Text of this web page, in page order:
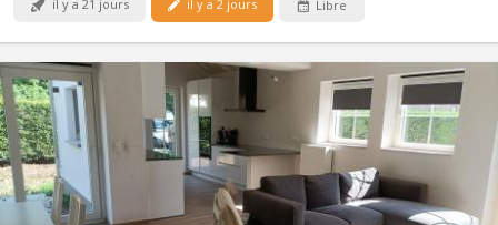
il y a 21 jours il y a 2 jours Libre
KV 1427
2 chambres à louer dans villa lumineuse et moderne, proche de
Louvain-la-Neuve (7 km) et de l'Axis Parc ( 4 km). Bus 34 pour
Louvain-la-Neuve à 30 mètres ; parking extérieur : 480€ par mois,
charges comprises. Pour non-fumeur ou fumeur uniquement en
extérieur. Les autres chambres sont occupées par...